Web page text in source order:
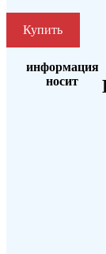
Купить
информация
носит